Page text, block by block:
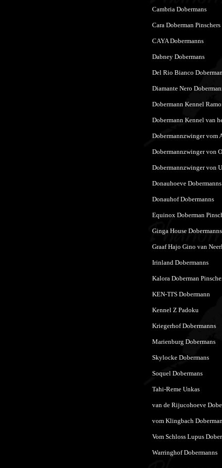
Cambria Dobermans
Cara Doberman Pinschers
CAYA Dobermanns
Dabney Dobermans
Del Rio Bianco
Diamante Nero
Dobermann Kennel
Dobermann Kennel van
Dobermannzwinger vom
Dobermannzwinger von
Dobermannzwinger von
Donauhoeve Dobermanns
Donauhof Dobermanns
Equinox Doberman
Ginga House Dobermanns
Graaf Hajo Gino van
Irinland Dobermanns
Kalora Doberman
KEN-TI'S Dobermann
Kennel Z Padoku
Kriegerhof Dobermanns
Marienburg Dobermans
Skylocke Dobermans
Soquel Dobermans
Tahi-Reme Unkas
van de Rijucohoeve
vom Klingbach
Vom Schloss Lupus
Warringhof Dobermanns